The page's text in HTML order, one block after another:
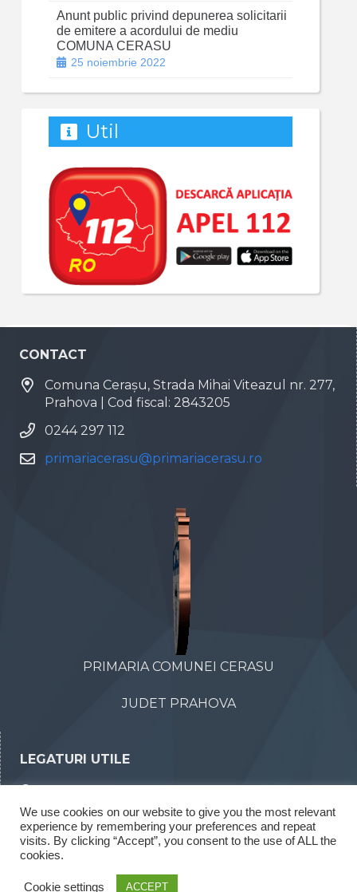
Anunt public privind depunerea solicitarii
de emitere a acordului de mediu
COMUNA CERASU
25 noiembrie 2022
Util
CONTACT
Comuna Cerașu, Strada Mihai Viteazul nr. 277,
Prahova | Cod fiscal: 2843205
0244 297 112
primariacerasu@primariacerasu.ro
PRIMARIA COMUNEI CERASU
JUDET PRAHOVA
LEGATURI UTILE
Declaratii de interese
Rapoarte legea 52/2003
We use cookies on our website to give you the most relevant
experience by remembering your preferences and repeat
visits. By clicking “Accept”, you consent to the use of ALL the
cookies.
Cookie settings ACCEPT